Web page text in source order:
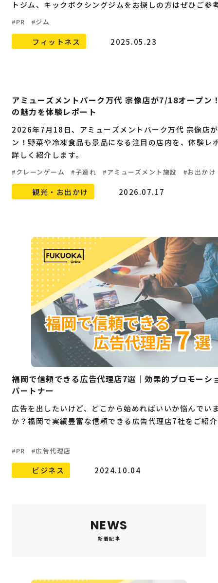
トジム、キックボクシングジムをお探しの方はぜひご参
PR ジム
フィットネス 2025.05.23
アミューズメントパーク万代 宗像店が7/18オープン
の魅力を体験レポート
2026年7月18日、アミューズメントパーク万代 宗像店
ン！野菜や冷凍食品も景品になる注目の店内を、体験レ
詳しく紹介します。
クレーンゲーム 子連れ アミューズメント施設 お出かけ
観光・お出かけ 2026.07.17
福岡で信頼できる広告代理店7選｜効果的プロモーシ
パートナー
広告を出したいけど、どこから始めればいいか悩んでい
か？福岡で実績豊富な信頼できる広告代理店7社をご紹
PR 広告代理店
ビジネス 2024.10.04
NEWS
新着記事